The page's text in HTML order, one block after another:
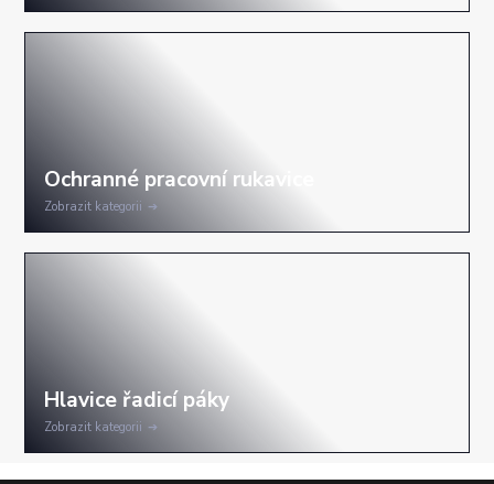
Zobrazit kategorii
Zobrazit kategorii